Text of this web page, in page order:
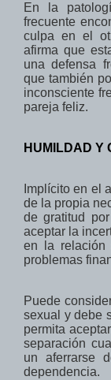
En la
frecuente
culpa en el
afirma que
una defensa
que también
inconsciente
pareja feliz.
HUMILDAD Y
Implícito en el
de la propia
de gratitud
aceptar la
en la relación
problemas
Puede
sexual y debe
permita
separación
un aferrarse
dependencia.